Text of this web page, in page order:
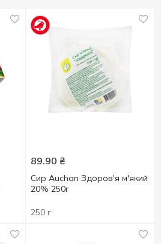
89.90 ₴
Сир Auchan Здоров'я м'який
20% 250г
250 г